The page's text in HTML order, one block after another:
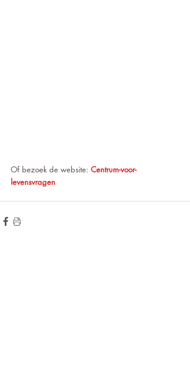
Of bezoek de website: Centrum-voor-
levensvragen